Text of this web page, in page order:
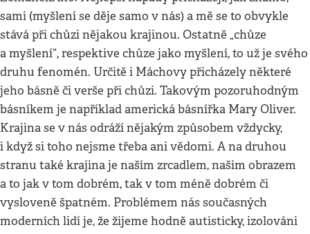
sami (myšlení se děje samo v nás) a mě se to obvykle
stává při chůzi nějakou krajinou. Ostatně „chůze
a myšlení“, respektive chůze jako myšlení, to už je svého
druhu fenomén. Určitě i Máchovy přicházely některé
jeho básně či verše při chůzi. Takovým pozoruhodným
básníkem je například americká básnířka Mary Oliver.
Krajina se v nás odráží nějakým způsobem vždycky,
i když si toho nejsme třeba ani vědomi. A na druhou
stranu také krajina je naším zrcadlem, našim obrazem
a to jak v tom dobrém, tak v tom méně dobrém či
vysloveně špatném. Problémem nás současných
moderních lidí je, že žijeme hodně autisticky, izolováni